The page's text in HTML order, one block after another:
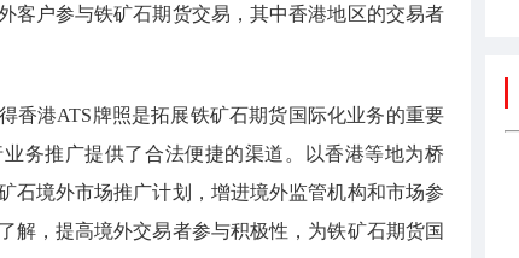
客户参与铁矿石期货交易，其中香港地区的交易者
香港ATS牌照是拓展铁矿石期货国际化业务的重要
务推广提供了合法便捷的渠道。以香港等地为桥
石境外市场推广计划，增进境外监管机构和市场参
解，提高境外交易者参与积极性，为铁矿石期货国